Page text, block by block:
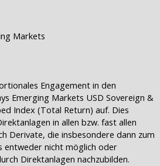
Markets
Engagement in den
Emerging Markets USD Sovereign &
Index (Total Return) auf. Dies
in allen bzw. fast allen
Derivate, die insbesondere dann zum
entweder nicht möglich oder
Direktanlagen nachzubilden.